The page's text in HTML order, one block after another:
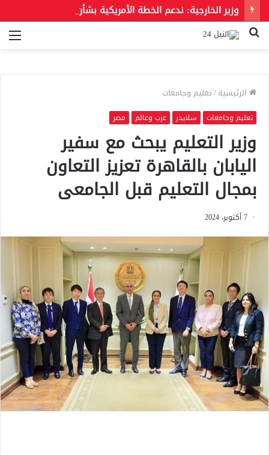
بحث
الرئيسية/تعليم وجامعات
تعليم وجامعات سلايدر عرب وعالم مصر
وزير التعليم يبحث مع سفير
اليابان بالقاهرة تعزيز التعاون
بمجال التعليم قبل الجامعى
7 أكتوبر، 2024